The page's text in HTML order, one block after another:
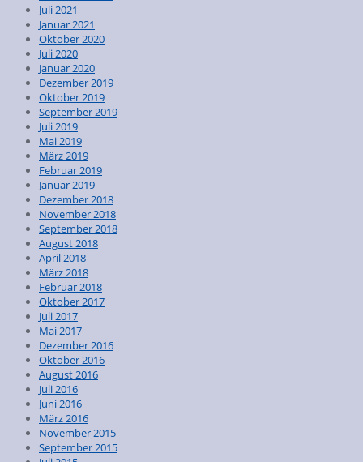
Juli 2021
Januar 2021
Oktober 2020
Juli 2020
Januar 2020
Dezember 2019
Oktober 2019
September 2019
Juli 2019
Mai 2019
März 2019
Februar 2019
Januar 2019
Dezember 2018
November 2018
September 2018
August 2018
April 2018
März 2018
Februar 2018
Oktober 2017
Juli 2017
Mai 2017
Dezember 2016
Oktober 2016
August 2016
Juli 2016
Juni 2016
März 2016
November 2015
September 2015